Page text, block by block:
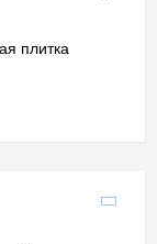
плитка